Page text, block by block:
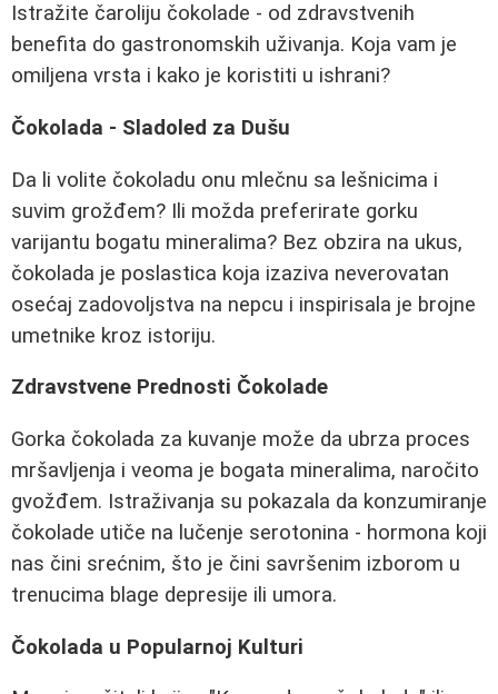
Istražite čaroliju čokolade - od zdravstvenih
benefita do gastronomskih uživanja. Koja vam je
omiljena vrsta i kako je koristiti u ishrani?
Čokolada - Sladoled za Dušu
Da li volite čokoladu onu mlečnu sa lešnicima i
suvim grožđem? Ili možda preferirate gorku
varijantu bogatu mineralima? Bez obzira na ukus,
čokolada je poslastica koja izaziva neverovatan
osećaj zadovoljstva na nepcu i inspirisala je brojne
umetnike kroz istoriju.
Zdravstvene Prednosti Čokolade
Gorka čokolada za kuvanje može da ubrza proces
mršavljenja i veoma je bogata mineralima, naročito
gvožđem. Istraživanja su pokazala da konzumiranje
čokolade utiče na lučenje serotonina - hormona koji
nas čini srećnim, što je čini savršenim izborom u
trenucima blage depresije ili umora.
Čokolada u Popularnoj Kulturi